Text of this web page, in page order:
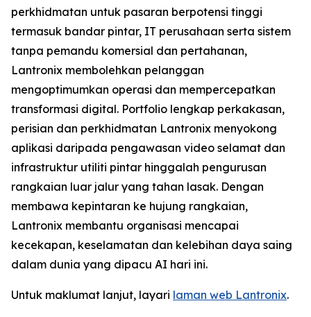
perkhidmatan untuk pasaran berpotensi tinggi
termasuk bandar pintar, IT perusahaan serta sistem
tanpa pemandu komersial dan pertahanan,
Lantronix membolehkan pelanggan
mengoptimumkan operasi dan mempercepatkan
transformasi digital. Portfolio lengkap perkakasan,
perisian dan perkhidmatan Lantronix menyokong
aplikasi daripada pengawasan video selamat dan
infrastruktur utiliti pintar hinggalah pengurusan
rangkaian luar jalur yang tahan lasak. Dengan
membawa kepintaran ke hujung rangkaian,
Lantronix membantu organisasi mencapai
kecekapan, keselamatan dan kelebihan daya saing
dalam dunia yang dipacu AI hari ini.
Untuk maklumat lanjut, layari laman web Lantronix.